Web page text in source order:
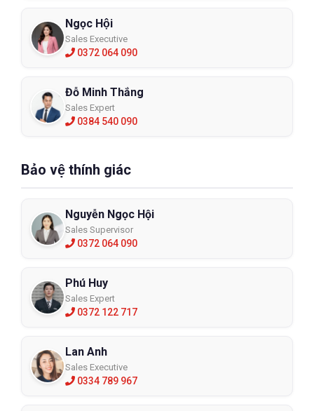
Ngọc Hội
Sales Executive
0372 064 090
Đỗ Minh Thắng
Sales Expert
0384 540 090
Bảo vệ thính giác
Nguyễn Ngọc Hội
Sales Supervisor
0372 064 090
Phú Huy
Sales Expert
0372 122 717
Lan Anh
Sales Executive
0334 789 967